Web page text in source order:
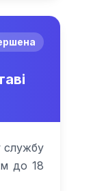
службу
до 18